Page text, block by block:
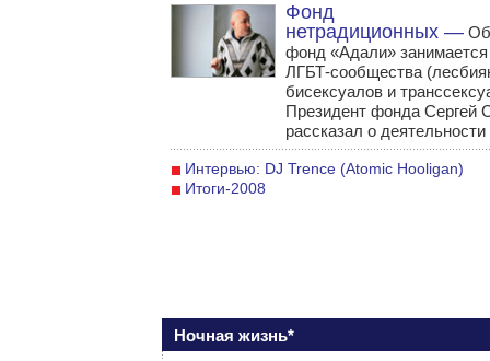
Фонд
нетрадиционных —
фонд «Адали»
ЛГБТ-сообщества
бисексуалов и
Президент фонда Сергей
рассказал о деятельности
Интервью: DJ Trence (Atomic Hooligan)
Итоги-2008
Ночная жизнь*